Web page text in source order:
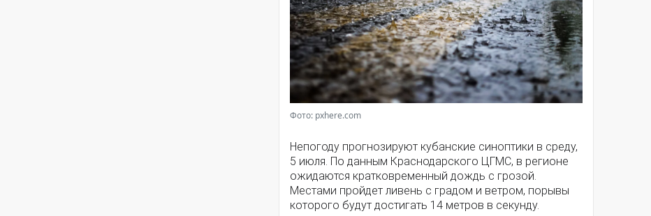
Фото: pxhere.com
Непогоду прогнозируют кубанские синоптики в среду,
5 июля. По данным Краснодарского ЦГМС, в регионе
ожидаются кратковременный дождь с грозой.
Местами пройдет ливень с градом и ветром, порывы
которого будут достигать 14 метров в секунду.